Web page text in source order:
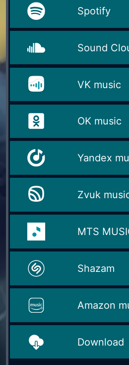
Spotify
Sound
VK music
OK music
Yandex
Zvuk
MTS
Shazam
Amazon
Download